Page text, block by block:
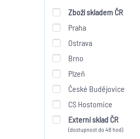
Zboží skladem ČR
Praha
Ostrava
Brno
Plzeň
České Budějovice
CS Hostomice
Externí sklad ČR
(dostupnost do 48 hod)